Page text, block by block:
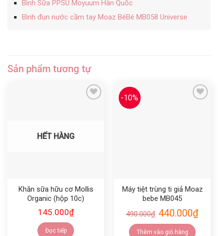
Bình Sữa PPSU Moyuum Hàn Quốc
Bình đun nước cầm tay Moaz BéBé MB058 Universe
Sản phẩm tương tự
HẾT HÀNG
Khăn sữa hữu cơ Mollis
Organic (hộp 10c)
145.000₫
Đọc tiếp
-10%
Máy tiệt trùng ti giả Moaz
bebe MB045
490.000₫ 440.000₫
Thêm vào giỏ hàng